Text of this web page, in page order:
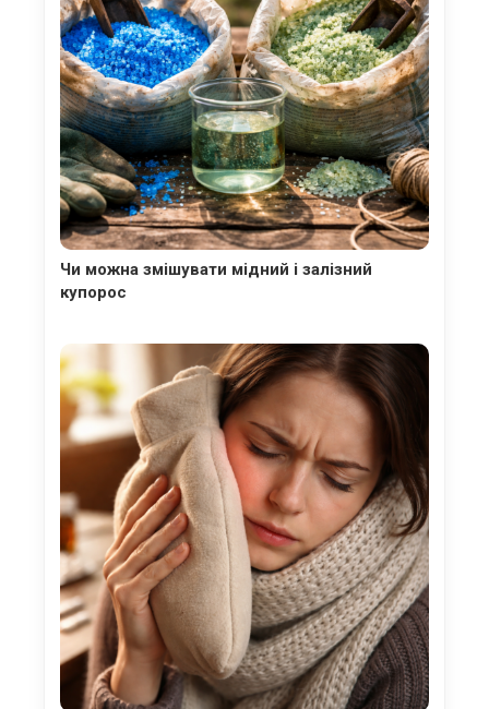
Чи можна змішувати мідний і залізний
купорос